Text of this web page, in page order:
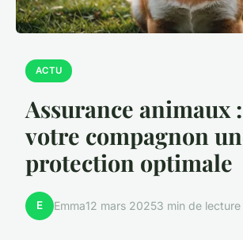
ACTU
Assurance animaux
votre compagnon
protection optimale
E Emma12 mars 20253 min de lecture